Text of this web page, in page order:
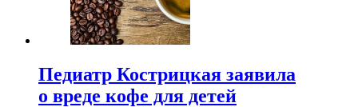
Педиатр Кострицкая заявила
о вреде кофе для детей